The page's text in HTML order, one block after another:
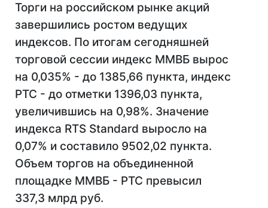
Торги на российском рынке акций
завершились ростом ведущих
индексов. По итогам сегодняшней
торговой сессии индекс ММВБ вырос
на 0,035% - до 1385,66 пункта, индекс
РТС - до отметки 1396,03 пункта,
увеличившись на 0,98%. Значение
индекса RTS Standard выросло на
0,07% и составило 9502,02 пункта.
Объем торгов на объединенной
площадке ММВБ - РТС превысил
337,3 млрд руб.